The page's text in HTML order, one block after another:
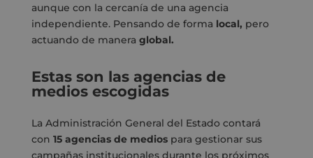
aunque con la cercanía de una agencia
independiente. Pensando de forma local, pero
actuando de manera global.
Estas son las agencias de
medios escogidas
La Administración General del Estado contará
con 15 agencias de mediospara gestionar sus
campañas institucionales durante los próximos